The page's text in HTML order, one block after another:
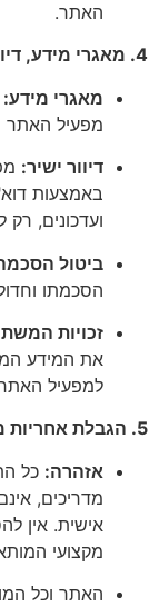
האתר.
4. מאגרי מידע, דיוור וזכויות המשתמש
מאגרי מידע:
מפעיל האתר
דיוור ישיר:
ועדכונים,
ביטול
הסכמתו
זכויות
את המידע
למפעיל
5. הגבלת אחריות מצד מפעיל האתר
אזהרה: כל
מדריכים,
אישית. אין
מקצועי